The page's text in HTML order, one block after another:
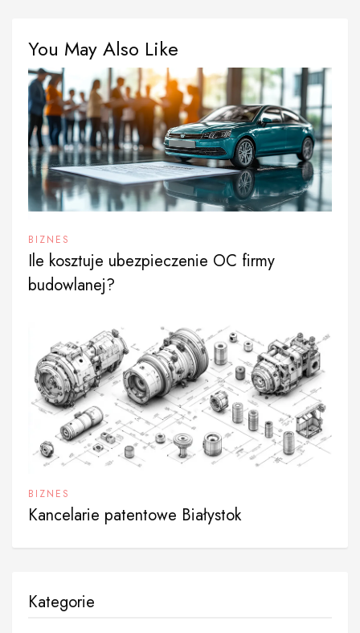
You May Also Like
BIZNES
Ile kosztuje ubezpieczenie OC firmy
budowlanej?
BIZNES
Kancelarie patentowe Białystok
Kategorie